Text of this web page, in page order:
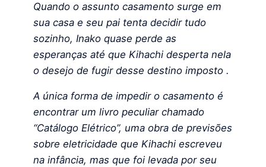
Quando o assunto casamento surge em
sua casa e seu pai tenta decidir tudo
sozinho, Inako quase perde as
esperanças até que Kihachi desperta nela
o desejo de fugir desse destino imposto .
A única forma de impedir o casamento é
encontrar um livro peculiar chamado
“Catálogo Elétrico”, uma obra de previsões
sobre eletricidade que Kihachi escreveu
na infância, mas que foi levada por seu